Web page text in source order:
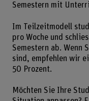
Semestern mit
Im Teilzeitmodell
pro Woche und
Semestern ab. Wenn
sind, empfehlen wir
50 Prozent.
Möchten Sie Ihre